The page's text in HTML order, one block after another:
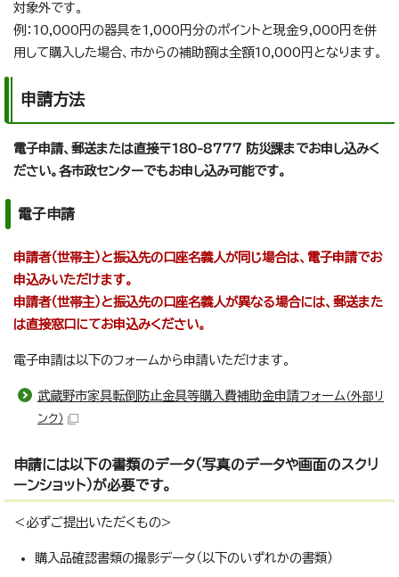
対象外です。
例：10,000円の器具を1,000円分のポイントと現金9,000円を併
用して購入した場合、市からの補助額は全額10,000円となります。
申請方法
電子申請、郵送または直接〒180-8777 防災課までお申し込みく
ださい。各市政センターでもお申し込み可能です。
電子申請
申請者（世帯主）と振込先の口座名義人が同じ場合は、電子申請でお
申込みいただけます。
申請者（世帯主）と振込先の口座名義人が異なる場合には、郵送また
は直接窓口にてお申込みください。
電子申請は以下のフォームから申請いただけます。
武蔵野市家具転倒防止金具等購入費補助金申請フォーム （外部リ
ンク）
申請には以下の書類のデータ（写真のデータや画面のスクリ
ーンショット）が必要です。
＜必ずご提出いただくもの>
購入品確認書類の撮影データ（以下のいずれかの書類）